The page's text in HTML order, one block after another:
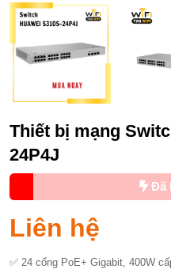
Thiết bị mạng
24P4J
Đã
Liên hệ
✅ 24 cổng PoE+ Gigabit, 400W